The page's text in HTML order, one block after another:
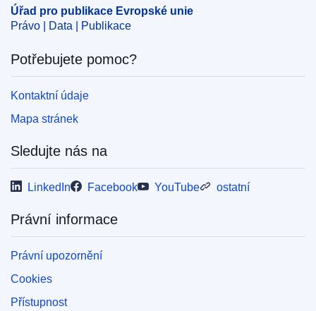
CELEX : 32024D2666
ELI :dec_impl/2024/2666/oj
OJ : L_202402666
IMMC : C(2024)6893/3653534
pdfa2a
Úřad pro publikace Evropské unie
Právo | Data | Publikace
Potřebujete pomoc?
Kontaktní údaje
Mapa stránek
Sledujte nás na
LinkedIn Facebook YouTube ostatní
Právní informace
Právní upozornění
Cookies
Přístupnost